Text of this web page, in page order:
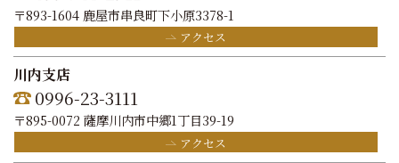
〒893-1604 鹿屋市串良町下小原3378-1
アクセス
川内支店
0996-23-3111
〒895-0072 薩摩川内市中郷1丁目39-19
アクセス